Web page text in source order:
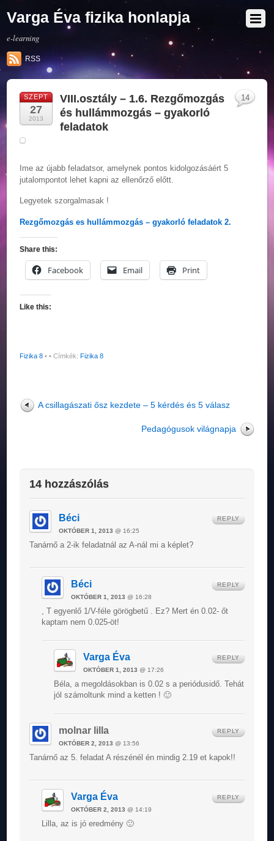
Varga Éva fizika honlapja
e-learning
RSS
SZEPT
27
2013
VIII.osztály – 1.6. Rezgőmozgás
és hullámmozgás – gyakorló
feladatok
Ime az újabb feladatsor, amelynek pontos kidolgozásáért 5
jutalompontot lehet kapni az ellenőrző előtt.
Legyetek szorgalmasak !
Rezgőmozgás es hullámmozgás – gyakorló feladatok 2.
Share this:
Facebook Email Print
Like this:
Fizika 8 •
14
• Címkék: Fizika 8
A csillagászati ősz kezdete – 5 kérdés és 5 válasz
Pedagógusok világnapja
14 hozzászólás
Béci
OKTÓBER 1, 2013 @ 16:25
Tanárnő a 2-ik feladatnál az A-nál mi a képlet?
REPLY
Béci
OKTÓBER 1, 2013 @ 16:28
, T egyenlő 1/V-féle görögbetű . Ez? Mert én 0.02- őt
kaptam nem 0.025-öt!
REPLY
Varga Éva
OKTÓBER 1, 2013 @ 17:26
Béla, a megoldásokban is 0.02 s a periódusidő. Tehát
jól számoltunk mind a ketten ! 🙂
REPLY
molnar lilla
OKTÓBER 2, 2013 @ 13:56
Tanárnő az 5. feladat A részénél én mindig 2.19 et kapok!!
REPLY
Varga Éva
OKTÓBER 2, 2013 @ 14:19
Lilla, az is jó eredmény 🙂
REPLY